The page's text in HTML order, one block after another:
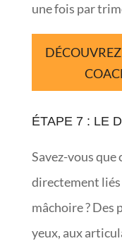
une fois par
ÉTAPE 7 : LE
Savez-vous que
directement liés
mâchoire ? Des
yeux, aux